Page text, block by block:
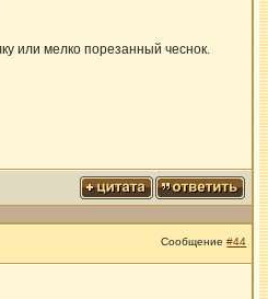
или мелко порезанный чеснок.
Сообщение#44